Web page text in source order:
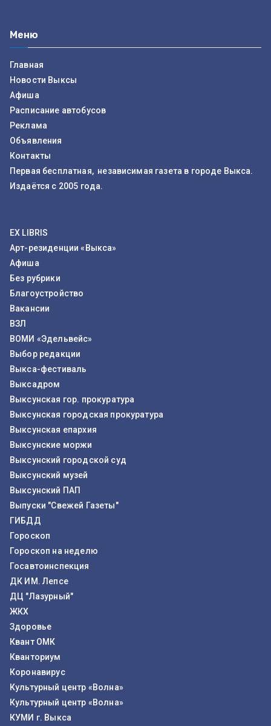
Меню
Главная
Новости Выксы
Афиша
Расписание автобусов
Реклама
Объявления
Контакты
Первая бесплатная, независимая газета в городе Выкса.
Издаётся с 2005 года.
EX LIBRIS
Арт-резиденции «Выкса»
Афиша
Без рубрики
Благоустройство
Вакансии
ВЗЛ
ВОМИ «Эдельвейс»
Выбор редакции
Выкса-фестиваль
Выксадром
Выксунская гор. прокуратура
Выксунская городская прокуратура
Выксунская епархия
Выксунские моржи
Выксунский городской суд
Выксунский музей
Выксунский ПАП
Выпуски "Свежей Газеты"
ГИБДД
Гороскоп
Гороскоп на неделю
Госавтоинспекция
ДК ИМ. Лепсе
ДЦ "Лазурный"
ЖКХ
Здоровье
Квант ОМК
Кванториум
Коронавирус
Культурный центр «Волна»
Культурный центр «Волна»
КУМИ г. Выкса